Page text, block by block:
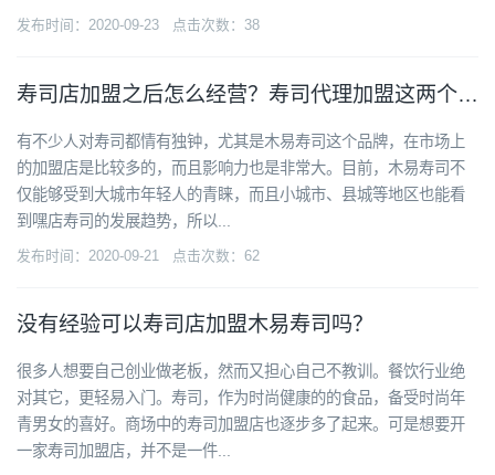
发布时间：2020-09-23 点击次数：38
寿司店加盟之后怎么经营？寿司代理加盟这两个技巧一定要注意
有不少人对寿司都情有独钟，尤其是木易寿司这个品牌，在市场上
的加盟店是比较多的，而且影响力也是非常大。目前，木易寿司不
仅能够受到大城市年轻人的青睐，而且小城市、县城等地区也能看
到嘿店寿司的发展趋势，所以...
发布时间：2020-09-21 点击次数：62
没有经验可以寿司店加盟木易寿司吗？
很多人想要自己创业做老板，然而又担心自己不教训。餐饮行业绝
对其它，更轻易入门。寿司，作为时尚健康的的食品，备受时尚年
青男女的喜好。商场中的寿司加盟店也逐步多了起来。可是想要开
一家寿司加盟店，并不是一件...